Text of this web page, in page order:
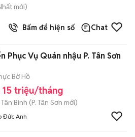
mới)
Bấm để hiện số Chat
Phục Vụ Quán nhậu P. Tân Sơn
Bờ Hồ
triệu/tháng
Bình (P. Tân Sơn mới)
Đức Anh